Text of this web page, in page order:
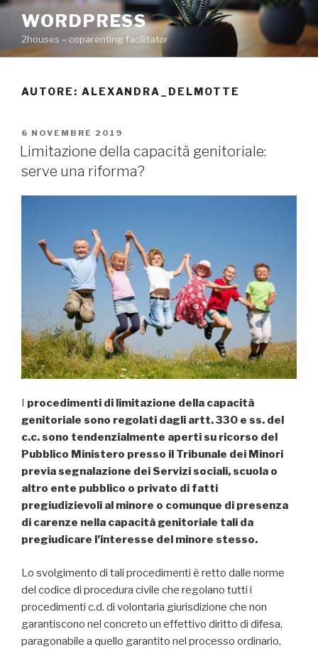
Salta
contenuto
WORDPRESS
2houses – coparenting facilitator
AUTORE: ALEXANDRA_DELMOTTE
PUBBLICATO
IL
6 NOVEMBRE 2019
Limitazione della capacità genitoriale:
serve una riforma?
procedimenti di limitazione della capacità
genitoriale sono regolati dagli artt. 330 e ss. del
c.c. sono tendenzialmente aperti su ricorso del
Pubblico Ministero presso il Tribunale dei Minori
previa segnalazione dei Servizi sociali, scuola o
altro ente pubblico o privato di fatti
pregiudizievoli al minore o comunque di presenza
di carenze nella capacità genitoriale tali da
pregiudicare l’interesse del minore stesso.
Lo svolgimento di tali procedimenti è retto dalle norme
del codice di procedura civile che regolano tutti i
procedimenti c.d. di volontaria giurisdizione che non
garantiscono nel concreto un effettivo diritto di difesa,
paragonabile a quello garantito nel processo ordinario,